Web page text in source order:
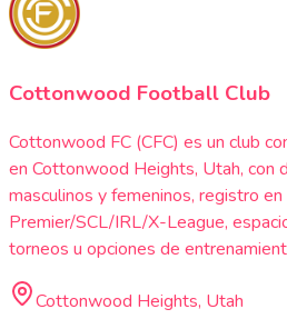
Cottonwood Football Club
Cottonwood FC (CFC) es un club
en Cottonwood Heights, Utah, con
masculinos y femeninos, registro
Premier/SCL/IRL/X-League,
torneos u opciones de
Cottonwood Heights, Utah